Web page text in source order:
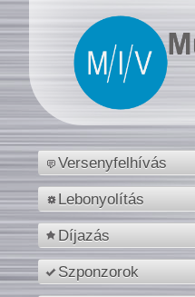
Versenyfelhívás
Lebonyolítás
Díjazás
Szponzorok